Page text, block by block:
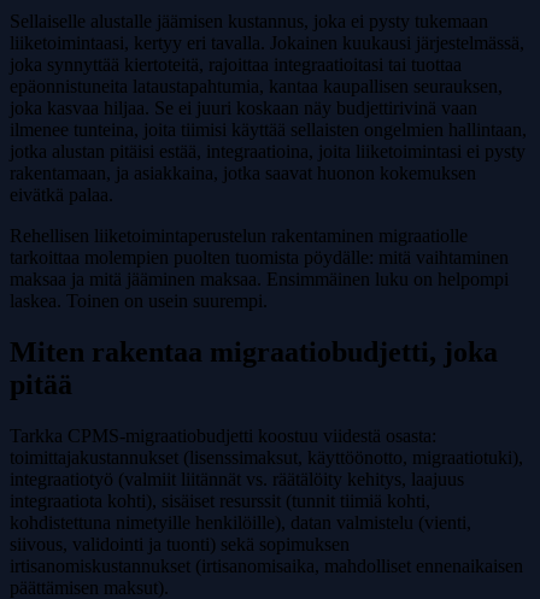
Sellaiselle alustalle jäämisen kustannus, joka ei pysty tukemaan
liiketoimintaasi, kertyy eri tavalla. Jokainen kuukausi järjestelmässä,
joka synnyttää kiertoteitä, rajoittaa integraatioitasi tai tuottaa
epäonnistuneita lataustapahtumia, kantaa kaupallisen seurauksen,
joka kasvaa hiljaa. Se ei juuri koskaan näy budjettirivinä vaan
ilmenee tunteina, joita tiimisi käyttää sellaisten ongelmien hallintaan,
jotka alustan pitäisi estää, integraatioina, joita liiketoimintasi ei pysty
rakentamaan, ja asiakkaina, jotka saavat huonon kokemuksen
eivätkä palaa.
Rehellisen liiketoimintaperustelun rakentaminen migraatiolle
tarkoittaa molempien puolten tuomista pöydälle: mitä vaihtaminen
maksaa ja mitä jääminen maksaa. Ensimmäinen luku on helpompi
laskea. Toinen on usein suurempi.
Miten rakentaa migraatiobudjetti, joka
pitää
Tarkka CPMS-migraatiobudjetti koostuu viidestä osasta:
toimittajakustannukset (lisenssimaksut, käyttöönotto, migraatiotuki),
integraatiotyö (valmiit liitännät vs. räätälöity kehitys, laajuus
integraatiota kohti), sisäiset resurssit (tunnit tiimiä kohti,
kohdistettuna nimetyille henkilöille), datan valmistelu (vienti,
siivous, validointi ja tuonti) sekä sopimuksen
irtisanomiskustannukset (irtisanomisaika, mahdolliset ennenaikaisen
päättämisen maksut).